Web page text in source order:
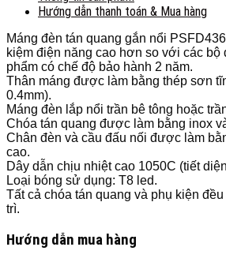
Hướng dẫn thanh toán & Mua hàng
Máng đèn tán quang gắn nổi
kiệm điện năng cao hơn so với các bộ
phẩm có chế độ bảo hành 2 năm.
Thân máng được làm bằng thép sơn
0.4mm).
Máng đèn lắp nổi trần bê tông hoặc
Chóa tán quang được làm bằng inox
Chân đèn và cầu đấu nối được làm
cao.
Dây dẫn chịu nhiệt cao 1050C (tiết
Loại bóng sử dụng: T8 led.
Tất cả chóa tán quang và phụ kiện
trì.
Hướng dẫn mua hàng